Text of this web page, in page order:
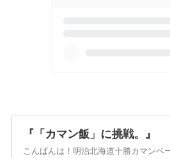
『「カマン飯」に挑戦。』